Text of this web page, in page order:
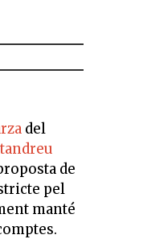
del
de
pel
manté